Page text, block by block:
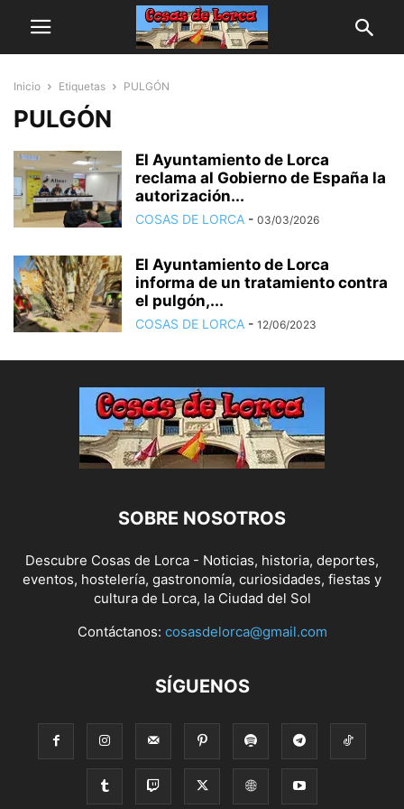
Inicio Etiquetas PULGÓN
PULGÓN
El Ayuntamiento de Lorca
reclama al Gobierno de España la
autorización...
COSAS DE LORCA - 03/03/2026
El Ayuntamiento de Lorca
informa de un tratamiento contra
el pulgón,...
COSAS DE LORCA - 12/06/2023
SOBRE NOSOTROS
Descubre Cosas de Lorca - Noticias, historia, deportes,
eventos, hostelería, gastronomía, curiosidades, fiestas y
cultura de Lorca, la Ciudad del Sol
Contáctanos: cosasdelorca@gmail.com
SÍGUENOS